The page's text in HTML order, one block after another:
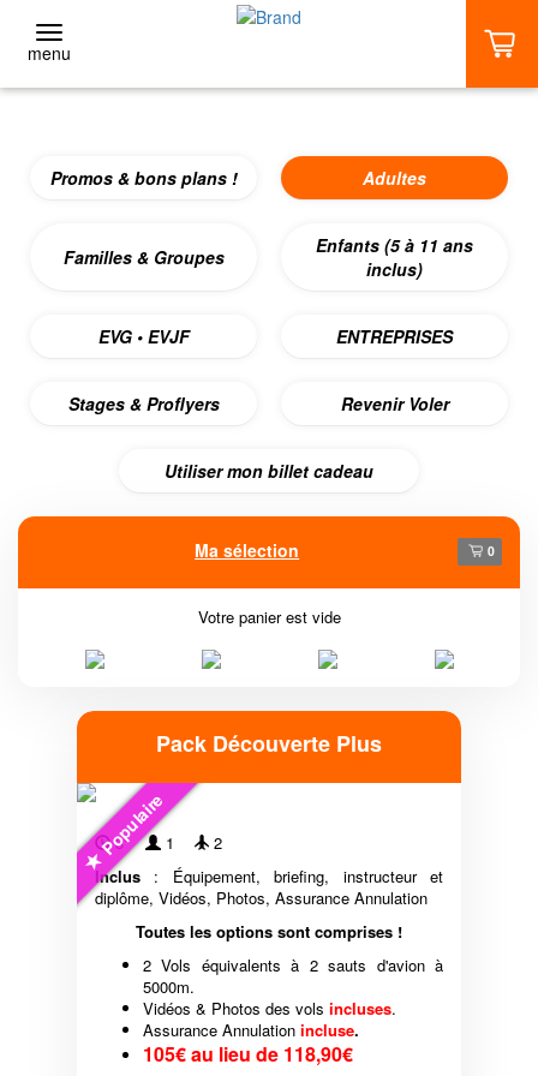
menu
Promos & bons plans ! Adultes
Familles & Groupes
Enfants (5 à 11 ans
inclus)
EVG • EVJF ENTREPRISES
Stages & Proflyers Revenir Voler
Utiliser mon billet cadeau
Ma sélection 0
Votre panier est vide
Pack Découverte Plus
Populaire
3' 1
2
Inclus : Équipement, briefing, instructeur et
diplôme, Vidéos, Photos, Assurance Annulation
Toutes les options sont comprises !
2 Vols équivalents à 2 sauts d'avion à
5000m.
Vidéos & Photos des vols incluses.
Assurance Annulation incluse.
105€ au lieu de 118,90€
Adultes